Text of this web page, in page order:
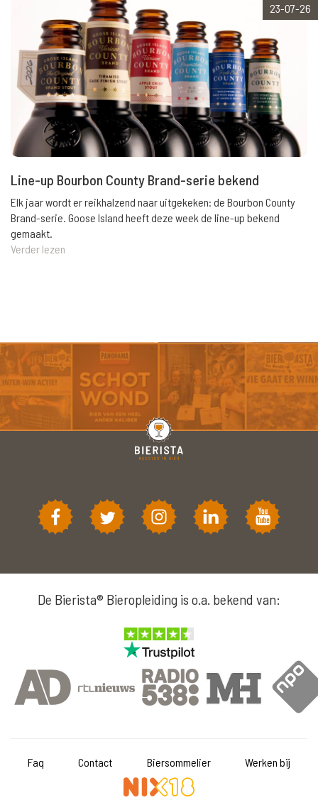
23-07-26
Line-up Bourbon County Brand-serie bekend
Elk jaar wordt er reikhalzend naar uitgekeken: de Bourbon County
Brand-serie. Goose Island heeft deze week de line-up bekend
gemaakt.
Verder lezen
De Bierista® Bieropleiding is o.a. bekend van:
Faq Contact Biersommelier Werken bij